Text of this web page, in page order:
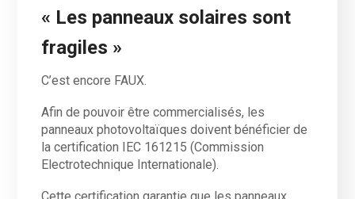
« Les panneaux solaires sont
fragiles »
C’est encore FAUX.
Afin de pouvoir être commercialisés, les
panneaux photovoltaïques doivent bénéficier de
la certification IEC 161215 (Commission
Electrotechnique Internationale).